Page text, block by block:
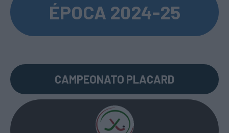
ÉPOCA 2024-25
CAMPEONATO PLACARD